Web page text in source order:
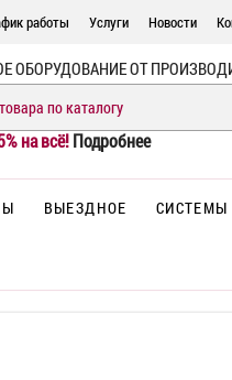
работы Услуги Новости
ОБОРУДОВАНИЕ ОТ
на всё!Подробнее
ВЫЕЗДНОЕ СИСТЕМЫ